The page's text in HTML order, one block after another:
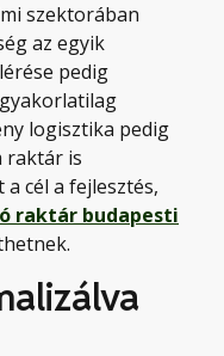
szektorában
az egyik
pedig
logisztika pedig
raktár is
cél a fejlesztés,
raktár budapesti